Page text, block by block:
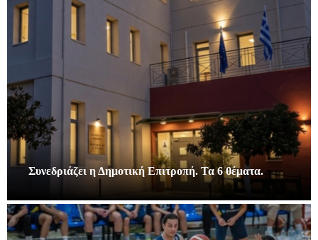
Συνεδριάζει η Δημοτική Επιτροπή. Τα 6 θέματα.